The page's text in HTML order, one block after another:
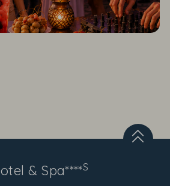
& Spa****S